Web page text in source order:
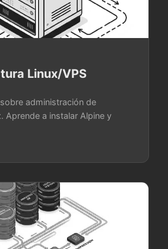
Linux/VPS
administración de
Aprende a instalar Alpine y